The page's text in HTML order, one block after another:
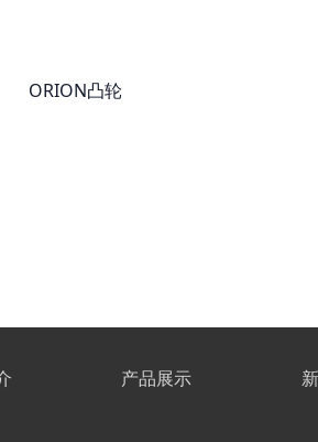
ORION凸轮
产品展示